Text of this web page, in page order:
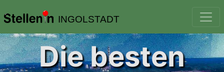
INGOLSTADT
Die besten